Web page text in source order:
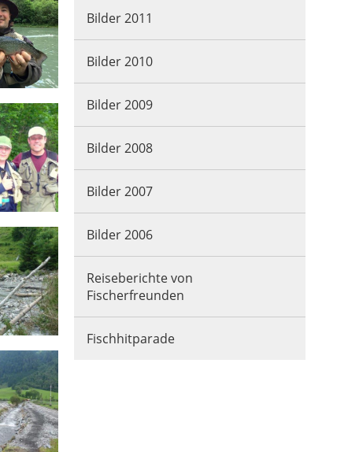
Bilder 2011
Bilder 2010
Bilder 2009
Bilder 2008
Bilder 2007
Bilder 2006
Reiseberichte von
Fischerfreunden
Fischhitparade